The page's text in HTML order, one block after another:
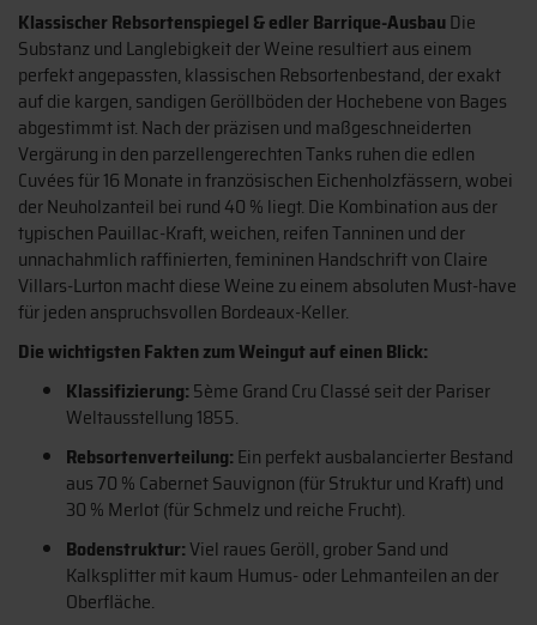
Klassischer Rebsortenspiegel & edler Barrique-AusbauDie
Substanz und Langlebigkeit der Weine resultiert aus einem
perfekt angepassten, klassischen Rebsortenbestand, der exakt
auf die kargen, sandigen Geröllböden der Hochebene von Bages
abgestimmt ist. Nach der präzisen und maßgeschneiderten
Vergärung in den parzellengerechten Tanks ruhen die edlen
Cuvées für 16 Monate in französischen Eichenholzfässern, wobei
der Neuholzanteil bei rund 40 % liegt. Die Kombination aus der
typischen Pauillac-Kraft, weichen, reifen Tanninen und der
unnachahmlich raffinierten, femininen Handschrift von Claire
Villars-Lurton macht diese Weine zu einem absoluten Must-have
für jeden anspruchsvollen Bordeaux-Keller.
Die wichtigsten Fakten zum Weingut auf einen Blick:
Klassifizierung: 5ème Grand Cru Classé seit der Pariser
Weltausstellung 1855.
Rebsortenverteilung: Ein perfekt ausbalancierter Bestand
aus 70 % Cabernet Sauvignon (für Struktur und Kraft) und
30 % Merlot (für Schmelz und reiche Frucht).
Bodenstruktur:Viel raues Geröll, grober Sand und
Kalksplitter mit kaum Humus- oder Lehmanteilen an der
Oberfläche.